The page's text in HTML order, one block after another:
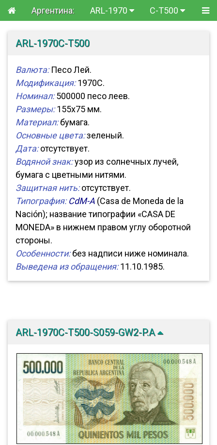
Аргентина: ARL-1970 C-T500
ARL-1970C-T500
Валюта:Песо Лей.
Модификация:1970C.
Номинал:500000 песо леев.
Размеры:155x75 мм.
Материал:бумага.
Основные цвета:зеленый.
Дата:отсутствует.
Водяной знак:узор из солнечных лучей,
бумага с цветными нитями.
Защитная нить:отсутствует.
Типография: CdM-A (Casa de Moneda de la
Nación); название типографии «CASA DE
MONEDA» в нижнем правом углу оборотной
стороны.
Особенности:без надписи ниже номинала.
Выведена из обращения:11.10.1985.
ARL-1970C-T500-S059-GW2-P.A